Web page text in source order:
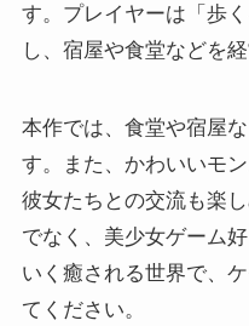
す。プレイヤーは「歩
し、宿屋や食堂などを
本作では、食堂や宿屋
す。また、かわいいモ
彼女たちとの交流も楽
でなく、美少女ゲーム
いく癒される世界で、
てください。